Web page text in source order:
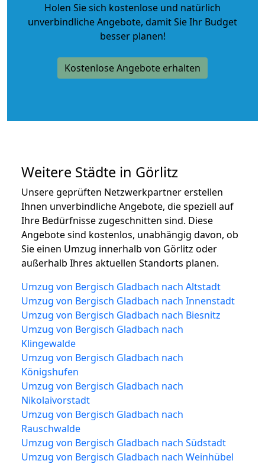
Holen Sie sich kostenlose und natürlich
unverbindliche Angebote, damit Sie Ihr Budget
besser planen!
Kostenlose Angebote erhalten
Weitere Städte in Görlitz
Unsere geprüften Netzwerkpartner erstellen
Ihnen unverbindliche Angebote, die speziell auf
Ihre Bedürfnisse zugeschnitten sind. Diese
Angebote sind kostenlos, unabhängig davon, ob
Sie einen Umzug innerhalb von Görlitz oder
außerhalb Ihres aktuellen Standorts planen.
Umzug von Bergisch Gladbach nach Altstadt
Umzug von Bergisch Gladbach nach Innenstadt
Umzug von Bergisch Gladbach nach Biesnitz
Umzug von Bergisch Gladbach nach
Klingewalde
Umzug von Bergisch Gladbach nach
Königshufen
Umzug von Bergisch Gladbach nach
Nikolaivorstadt
Umzug von Bergisch Gladbach nach
Rauschwalde
Umzug von Bergisch Gladbach nach Südstadt
Umzug von Bergisch Gladbach nach Weinhübel